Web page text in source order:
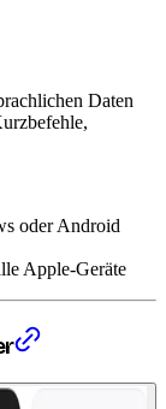
Daten
oder Android
Apple-Geräte